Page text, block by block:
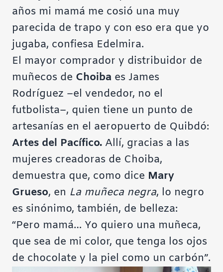
años mi mamá me cosió una muy
parecida de trapo y con eso era que yo
jugaba, confiesa Edelmira.
El mayor comprador y distribuidor de
muñecos de Choiba es James
Rodríguez –el vendedor, no el
futbolista–, quien tiene un punto de
artesanías en el aeropuerto de Quibdó:
Artes del Pacífico. Allí, gracias a las
mujeres creadoras de Choiba,
demuestra que, como dice Mary
Grueso, en La muñeca negra, lo negro
es sinónimo, también, de belleza:
“Pero mamá… Yo quiero una muñeca,
que sea de mi color, que tenga los ojos
de chocolate y la piel como un carbón”.